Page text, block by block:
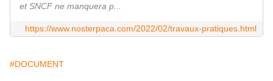
et SNCF ne manquera p...
https://www.nosterpaca.com/2022/02/travaux-pratiques.html
#DOCUMENT